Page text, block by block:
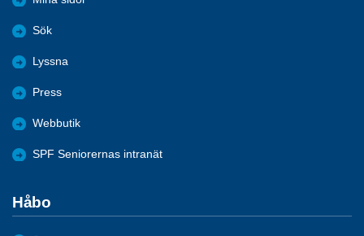
Sök
Lyssna
Press
Webbutik
SPF Seniorernas intranät
Håbo